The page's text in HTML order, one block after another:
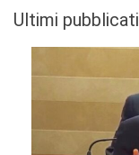
Ultimi pubblicati